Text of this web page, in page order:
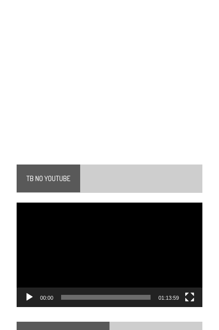
TB NO YOUTUBE
00:00 01:13:59